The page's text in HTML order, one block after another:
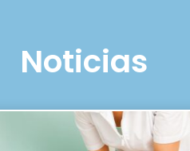
Noticias